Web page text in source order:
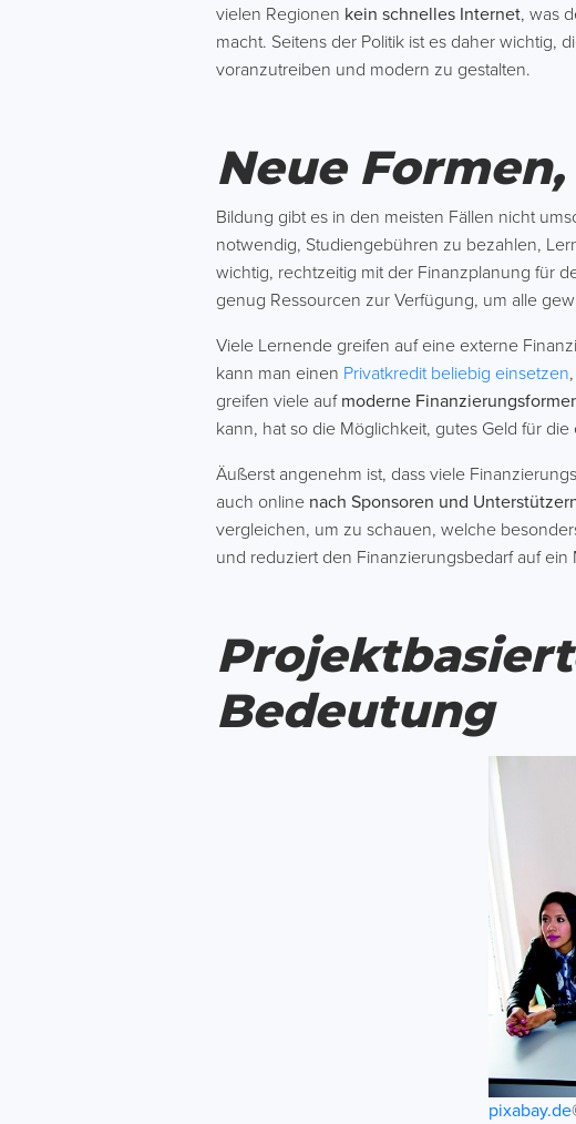
vielen Regionen kein schnelles Internet, was
macht. Seitens der Politik ist es daher wichtig,
voranzutreiben und modern zu gestalten.
Neue
Bildung gibt es in den meisten Fällen nicht
notwendig, Studiengebühren zu bezahlen,
wichtig, rechtzeitig mit der Finanzplanung für
genug Ressourcen zur Verfügung, um alle
Viele Lernende greifen auf eine externe
kann man einen Privatkredit beliebig einsetzen
greifen viele auf moderne
kann, hat so die Möglichkeit, gutes Geld für
Äußerst angenehm ist, dass viele
auch online nach Sponsoren und
vergleichen, um zu schauen, welche
und reduziert den Finanzierungsbedarf auf ein
Bedeutung
pixabay.de